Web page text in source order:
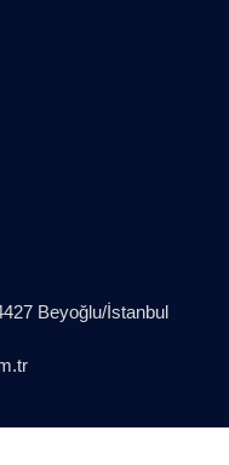
Beyoğlu/İstanbul